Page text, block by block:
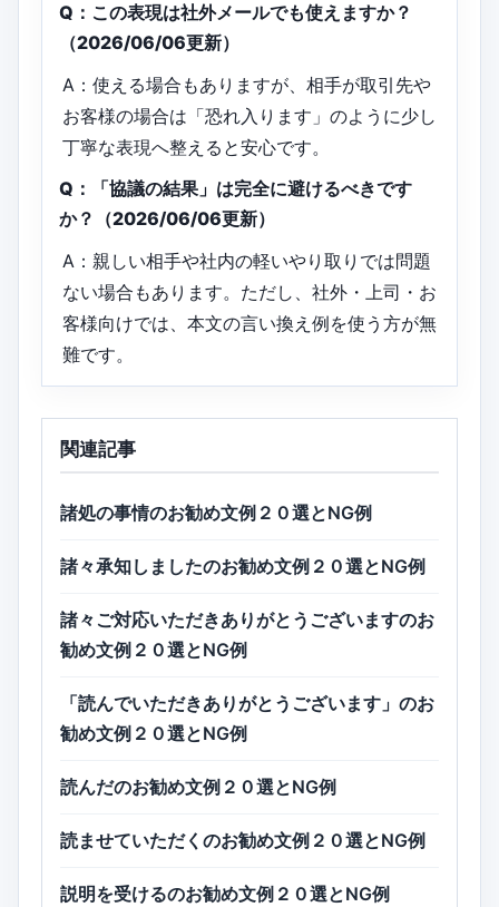
Q：この表現は社外メールでも使えますか？
（2026/06/06更新）
A：使える場合もありますが、相手が取引先や
お客様の場合は「恐れ入ります」のように少し
丁寧な表現へ整えると安心です。
Q：「協議の結果」は完全に避けるべきです
か？（2026/06/06更新）
A：親しい相手や社内の軽いやり取りでは問題
ない場合もあります。ただし、社外・上司・お
客様向けでは、本文の言い換え例を使う方が無
難です。
関連記事
諸処の事情のお勧め文例２０選とNG例
諸々承知しましたのお勧め文例２０選とNG例
諸々ご対応いただきありがとうございますのお
勧め文例２０選とNG例
「読んでいただきありがとうございます」のお
勧め文例２０選とNG例
読んだのお勧め文例２０選とNG例
読ませていただくのお勧め文例２０選とNG例
説明を受けるのお勧め文例２０選とNG例